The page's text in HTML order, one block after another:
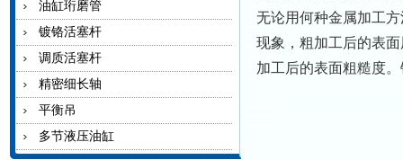
油缸珩磨管
镀铬活塞杆
调质活塞杆
精密细长轴
平衡吊
多节液压油缸
无论用何种金属加工
现象，粗加工后的表
加工后的表面粗糙度